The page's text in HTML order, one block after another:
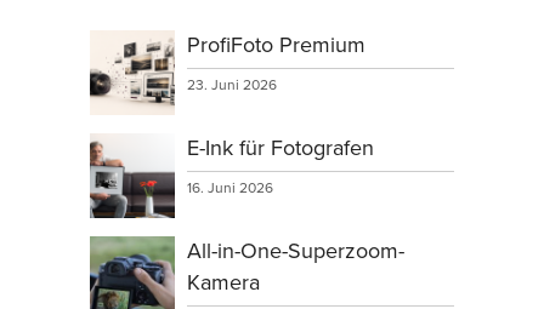
ProfiFoto Premium
23. Juni 2026
E-Ink für Fotografen
16. Juni 2026
All-in-One-Superzoom-
Kamera